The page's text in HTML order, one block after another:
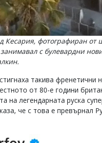
Кесария, фотографиран от
с булевардни
такива
от 80-е години
на легендарната руска
че с това е превърнал